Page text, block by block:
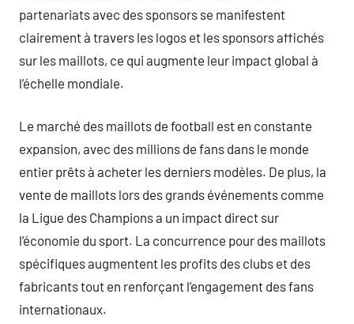
partenariats avec des sponsors se manifestent
clairement à travers les logos et les sponsors affichés
sur les maillots, ce qui augmente leur impact global à
l’échelle mondiale.
Le marché des maillots de football est en constante
expansion, avec des millions de fans dans le monde
entier prêts à acheter les derniers modèles. De plus, la
vente de maillots lors des grands événements comme
la Ligue des Champions a un impact direct sur
l’économie du sport. La concurrence pour des maillots
spécifiques augmentent les profits des clubs et des
fabricants tout en renforçant l’engagement des fans
internationaux.